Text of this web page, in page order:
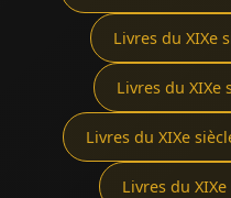
Livres du XIXe
Livres du XIXe
Livres du XIXe
Livres du